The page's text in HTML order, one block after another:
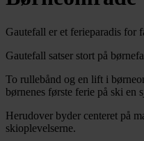
Gautefall er et ferieparadis for
Gautefall satser stort på
To rullebånd og en lift i
børnenes første ferie på ski en
Herudover byder centeret på
skioplevelserne.